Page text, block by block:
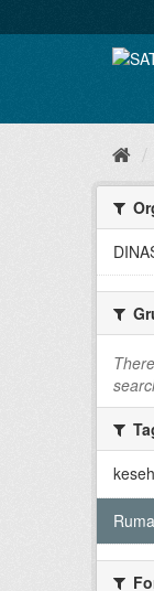
to